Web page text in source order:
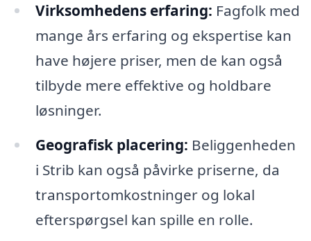
Virksomhedens erfaring: Fagfolk med
mange års erfaring og ekspertise kan
have højere priser, men de kan også
tilbyde mere effektive og holdbare
løsninger.
Geografisk placering: Beliggenheden
i Strib kan også påvirke priserne, da
transportomkostninger og lokal
efterspørgsel kan spille en rolle.